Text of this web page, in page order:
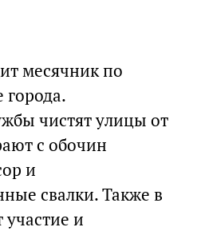
месячник по
города.
чистят улицы от
с обочин
и
свалки. Также в
и